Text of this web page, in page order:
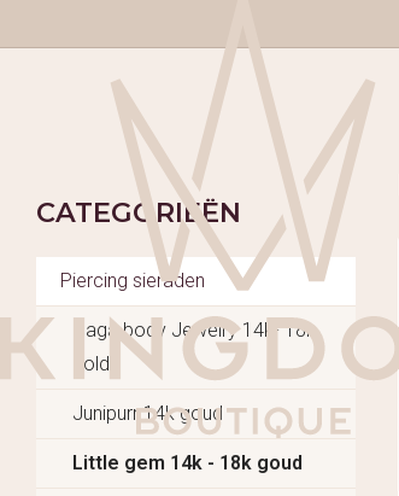
CATEGORIEËN
Piercing sieraden
Naga body Jewelry 14k- 18k
gold
Junipurr 14k goud
Little gem 14k - 18k goud